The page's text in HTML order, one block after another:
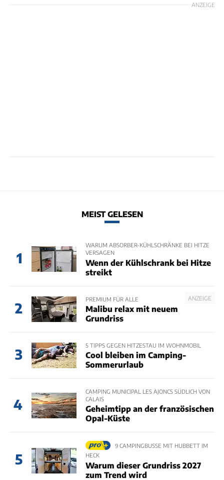
ANZEIGE
MEIST GELESEN
1
WARUM ABSORBER-KÜHLSCHRÄNKE BEI HITZE
VERSAGEN
Wenn der Kühlschrank bei Hitze
streikt
2
ANZEIGE
PREMIUM FÜR ALLE
Malibu relax mit neuem
Grundriss
3
5 TIPPS GEGEN HITZESTAU IM WOHNMOBIL
Cool bleiben im Camping-
Sommerurlaub
4
CAMPING MUNICIPAL LES AJONCS SÜDLICH VON
CALAIS
Geheimtipp an der französischen
Opal-Küste
5
9 CAMPINGBUSSE MIT HUBBETT IM
HECK
Warum dieser Grundriss 2027
zum Trend wird